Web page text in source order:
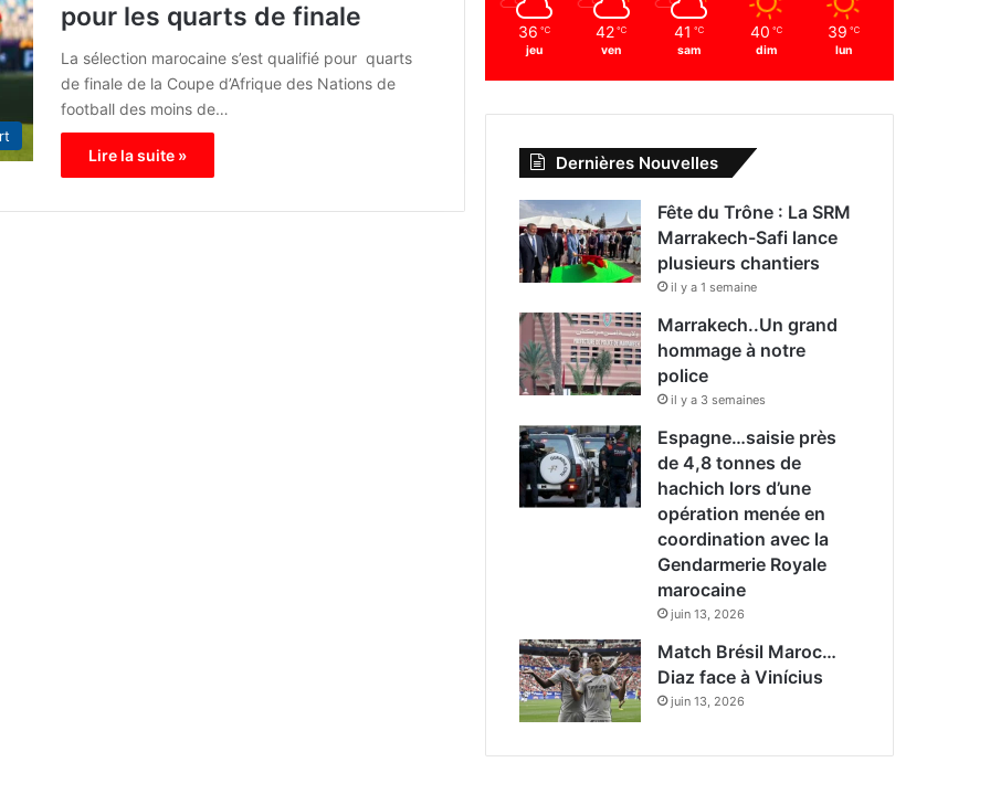
pour les quarts de finale
La sélection marocaine s’est qualifié pour quarts
de finale de la Coupe d’Afrique des Nations de
football des moins de…
Lire la suite »
36 ℃
jeu
42 ℃
ven
41 ℃
sam
40 ℃
dim
39 ℃
lun
Dernières Nouvelles
Fête du Trône : La SRM
Marrakech-Safi lance
plusieurs chantiers
il y a 1 semaine
Marrakech..Un grand
hommage à notre
police
il y a 3 semaines
Espagne…saisie près
de 4,8 tonnes de
hachich lors d’une
opération menée en
coordination avec la
Gendarmerie Royale
marocaine
juin 13, 2026
Match Brésil Maroc…
Diaz face à Vinícius
juin 13, 2026